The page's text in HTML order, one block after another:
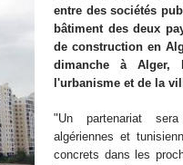
entre des sociétés
bâtiment des deux
de construction en
dimanche à Alger,
l'urbanisme et de la
"Un partenariat
algériennes et
concrets dans les